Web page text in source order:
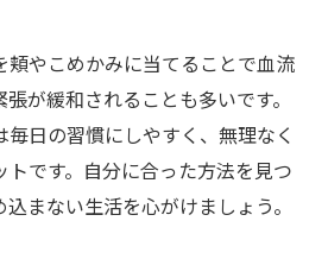
頬やこめかみに当てることで血流
が緩和されることも多いです。
毎日の習慣にしやすく、無理なく
です。自分に合った方法を見つ
まない生活を心がけましょう。